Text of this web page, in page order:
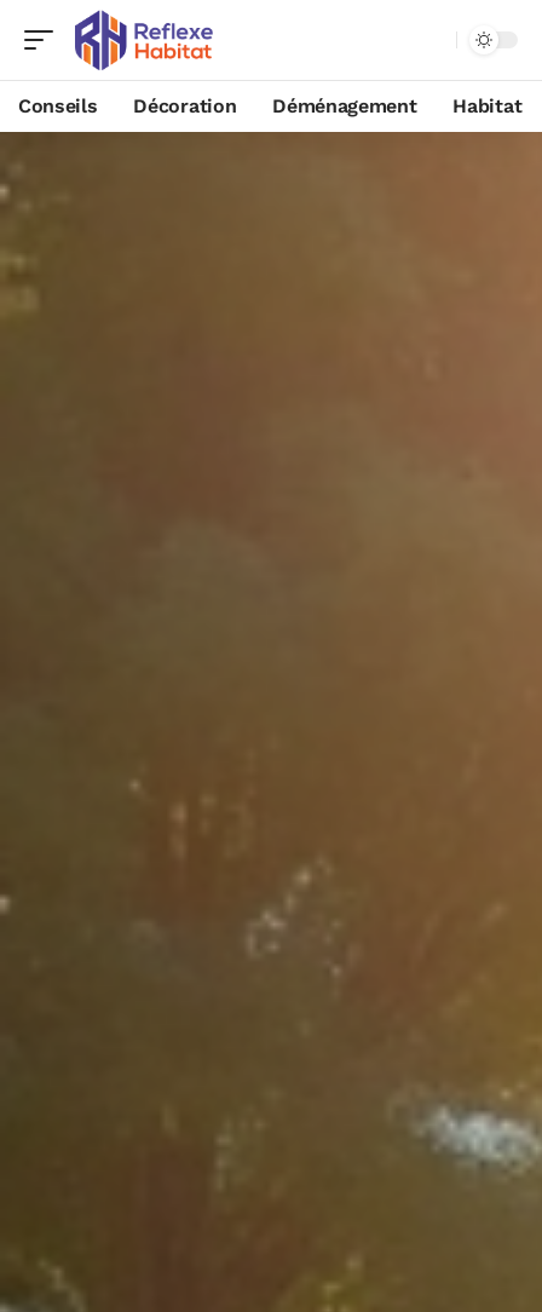
Conseils Décoration Déménagement Habitat